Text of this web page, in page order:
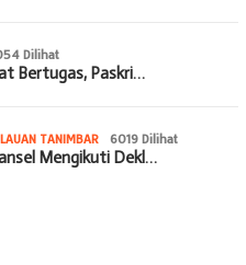
Dilihat
Bertugas, Paskri…
TANIMBAR 6019 Dilihat
Mengikuti Dekl…